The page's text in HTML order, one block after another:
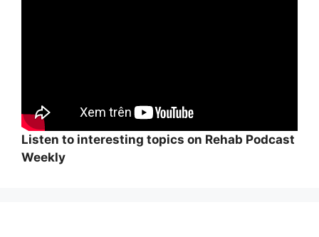
Listen to interesting topics on Rehab Podcast
Weekly